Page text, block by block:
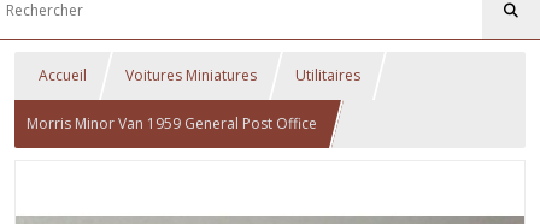
Accueil Voitures Miniatures Utilitaires
Morris Minor Van 1959 General Post Office